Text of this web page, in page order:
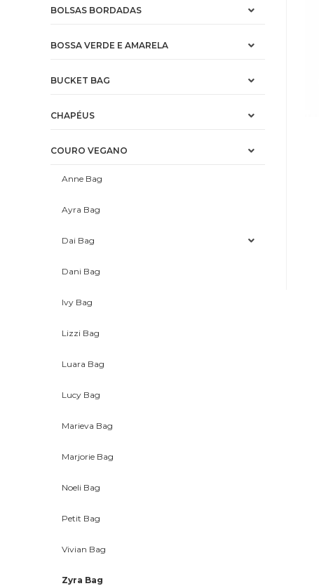
BOLSAS BORDADAS
BOSSA VERDE E AMARELA
BUCKET BAG
CHAPÉUS
COURO VEGANO
Anne Bag
Ayra Bag
Dai Bag
Dani Bag
Ivy Bag
Lizzi Bag
Luara Bag
Lucy Bag
Marieva Bag
Marjorie Bag
Noeli Bag
Petit Bag
Vivian Bag
Zyra Bag